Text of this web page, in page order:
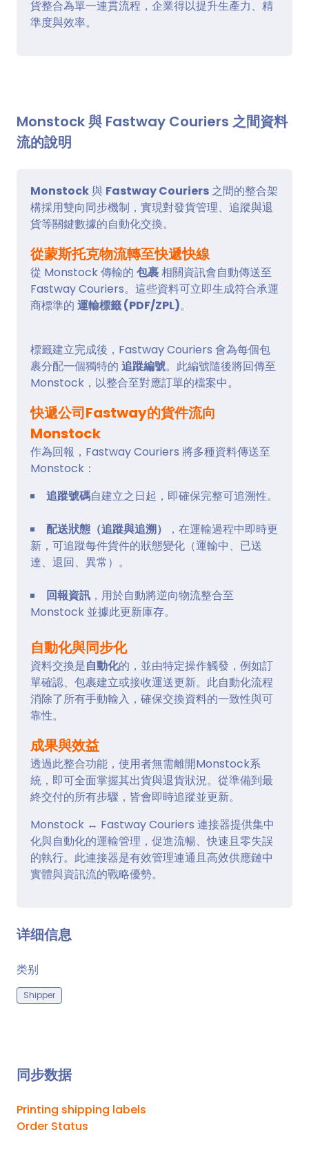
貨整合為單一連貫流程，企業得以提升生產力、精
準度與效率。
Monstock 與 Fastway Couriers 之間資料
流的說明
Monstock與 Fastway Couriers之間的整合架
構採用雙向同步機制，實現對發貨管理、追蹤與退
貨等關鍵數據的自動化交換。
從蒙斯托克物流轉至快遞快線
從 Monstock 傳輸的 包裹相關資訊會自動傳送至
Fastway Couriers。這些資料可立即生成符合承運
商標準的 運輸標籤 (PDF/ZPL)。
標籤建立完成後，Fastway Couriers 會為每個包
裹分配一個獨特的 追蹤編號。此編號隨後將回傳至
Monstock，以整合至對應訂單的檔案中。
快遞公司Fastway的貨件流向
Monstock
作為回報，Fastway Couriers 將多種資料傳送至
Monstock：
追蹤號碼自建立之日起，即確保完整可追溯性。
配送狀態（追蹤與追溯）
，在運輸過程中即時更
新，可追蹤每件貨件的狀態變化（運輸中、已送
達、退回、異常）。
回報資訊 ，用於自動將逆向物流整合至
Monstock 並據此更新庫存。
自動化與同步化
資料交換是自動化的，並由特定操作觸發，例如訂
單確認、包裹建立或接收運送更新。此自動化流程
消除了所有手動輸入，確保交換資料的一致性與可
靠性。
成果與效益
透過此整合功能，使用者無需離開Monstock系
統，即可全面掌握其出貨與退貨狀況。從準備到最
終交付的所有步驟，皆會即時追蹤並更新。
Monstock ↔ Fastway Couriers 連接器提供集中
化與自動化的運輸管理，促進流暢、快速且零失誤
的執行。此連接器是有效管理連通且高效供應鏈中
實體與資訊流的戰略優勢。
详细信息
类别
Shipper
同步数据
Printing shipping labels
Order Status